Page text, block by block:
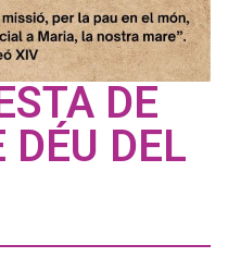
DE
DÉU DEL